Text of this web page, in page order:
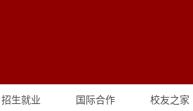
招生就业 国际合作 校友之家